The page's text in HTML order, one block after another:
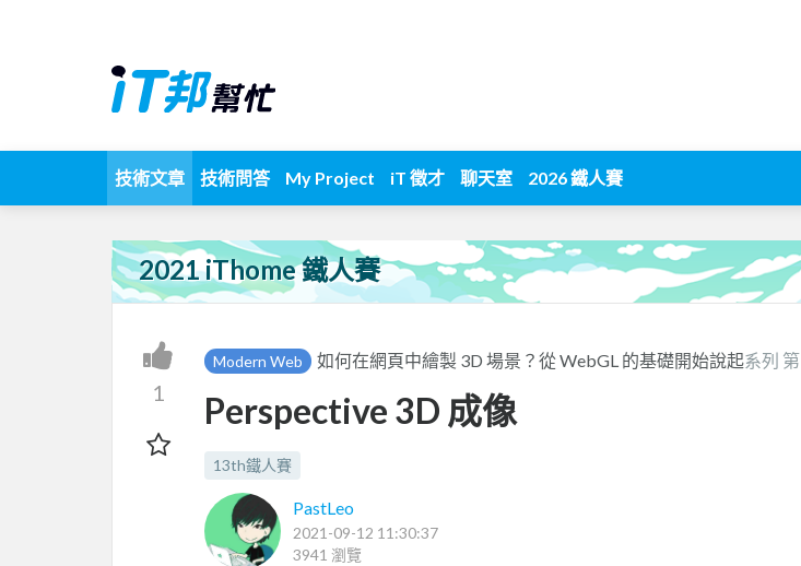
技術文章 技術問答 My Project iT 徵才 聊天室 2026 鐵人賽
2021 iThome 鐵人賽
1
Modern Web 如何在網頁中繪製 3D 場景？從 WebGL 的基礎開始說起系列 第
Perspective 3D 成像
13th鐵人賽
PastLeo
2021-09-12 11:30:37
3941 瀏覽